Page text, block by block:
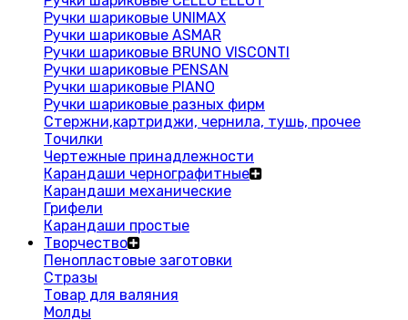
Ручки шариковые UNIMAX
Ручки шариковые ASMAR
Ручки шариковые BRUNO VISCONTI
Ручки шариковые PENSAN
Ручки шариковые PIANO
Ручки шариковые разных фирм
Стержни,картриджи, чернила, тушь, прочее
Точилки
Чертежные принадлежности
Карандаши чернографитные
Карандаши механические
Грифели
Карандаши простые
Творчество
Пенопластовые заготовки
Стразы
Товар для валяния
Молды